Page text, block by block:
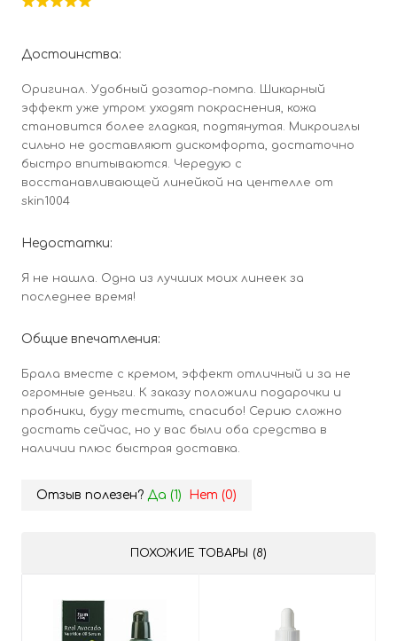
Достоинства:
Оригинал. Удобный дозатор-помпа. Шикарный
эффект уже утром: уходят покраснения, кожа
становится более гладкая, подтянутая. Микроиглы
сильно не доставляют дискомфорта, достаточно
быстро впитываются. Чередую с
восстанавливающей линейкой на центелле от
skin1004
Недостатки:
Я не нашла. Одна из лучших моих линеек за
последнее время!
Общие впечатления:
Брала вместе с кремом, эффект отличный и за не
огромные деньги. К заказу положили подарочки и
пробники, буду тестить, спасибо! Серию сложно
достать сейчас, но у вас были оба средства в
наличии плюс быстрая доставка.
Отзыв полезен? Да (1) Нет (0)
ПОХОЖИЕ ТОВАРЫ (8)